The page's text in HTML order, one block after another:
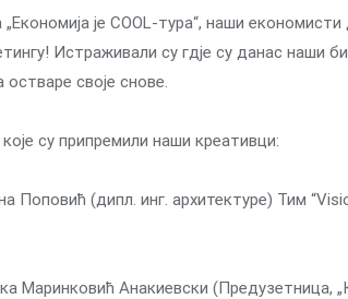
је COOL-тура“, наши
Истраживали су гдје су данас наши
своје снове.
су припремили наши креативци:
Поповић (дипл. инг. архитектуре) Тим
Маринковић Анакиевски (Предузетница,